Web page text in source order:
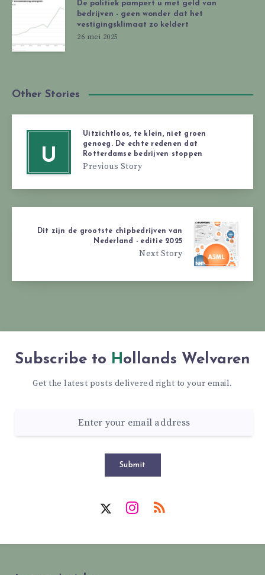
De politiek pampert u met geld van
bedrijven - geen wonder dat het
vestigingsklimaat zo keldert
26 mei 2025
Other Stories
U
Uitzichtloos, te klein, niet groen
genoeg. De echte redenen dat
Rotterdamse bedrijven stoppen
Previous Story
Dit zijn de grootste chipbedrijven van
Nederland - editie 2025
Next Story
Subscribe to Hollands Welvaren
Get the latest posts delivered right to your email.
Submit